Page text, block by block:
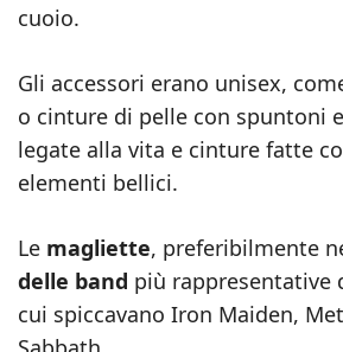
cuoio.
Gli accessori erano unisex,
o cinture di pelle con spuntoni
legate alla vita e cinture fatte
elementi bellici.
Le magliette, preferibilmente
delle band più rappresentative
cui spiccavano Iron Maiden,